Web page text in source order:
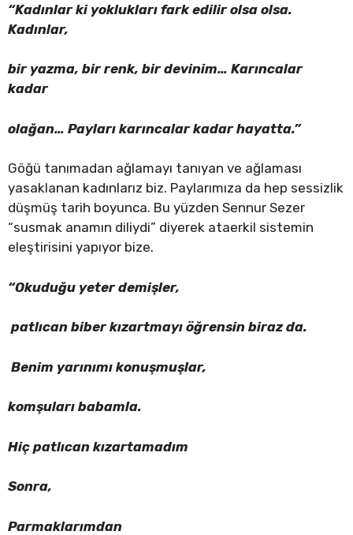
“Kadınlar ki yoklukları fark edilir olsa olsa.
Kadınlar,
bir yazma, bir renk, bir devinim… Karıncalar
kadar
olağan… Payları karıncalar kadar hayatta.”
Göğü tanımadan ağlamayı tanıyan ve ağlaması
yasaklanan kadınlarız biz. Paylarımıza da hep sessizlik
düşmüş tarih boyunca. Bu yüzden Sennur Sezer
“susmak anamın diliydi” diyerek ataerkil sistemin
eleştirisini yapıyor bize.
“Okuduğu yeter demişler,
patlıcan biber kızartmayı öğrensin biraz da.
Benim yarınımı konuşmuşlar,
komşuları babamla.
Hiç patlıcan kızartamadım
Sonra,
Parmaklarımdan